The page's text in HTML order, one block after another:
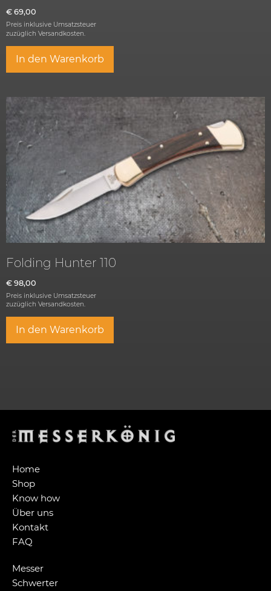
€ 69,00
Preis inklusive Umsatzsteuer
zuzüglich Versandkosten.
In den Warenkorb
Folding Hunter 110
€ 98,00
Preis inklusive Umsatzsteuer
zuzüglich Versandkosten.
In den Warenkorb
Home
Shop
Know how
Über uns
Kontakt
FAQ
Messer
Schwerter